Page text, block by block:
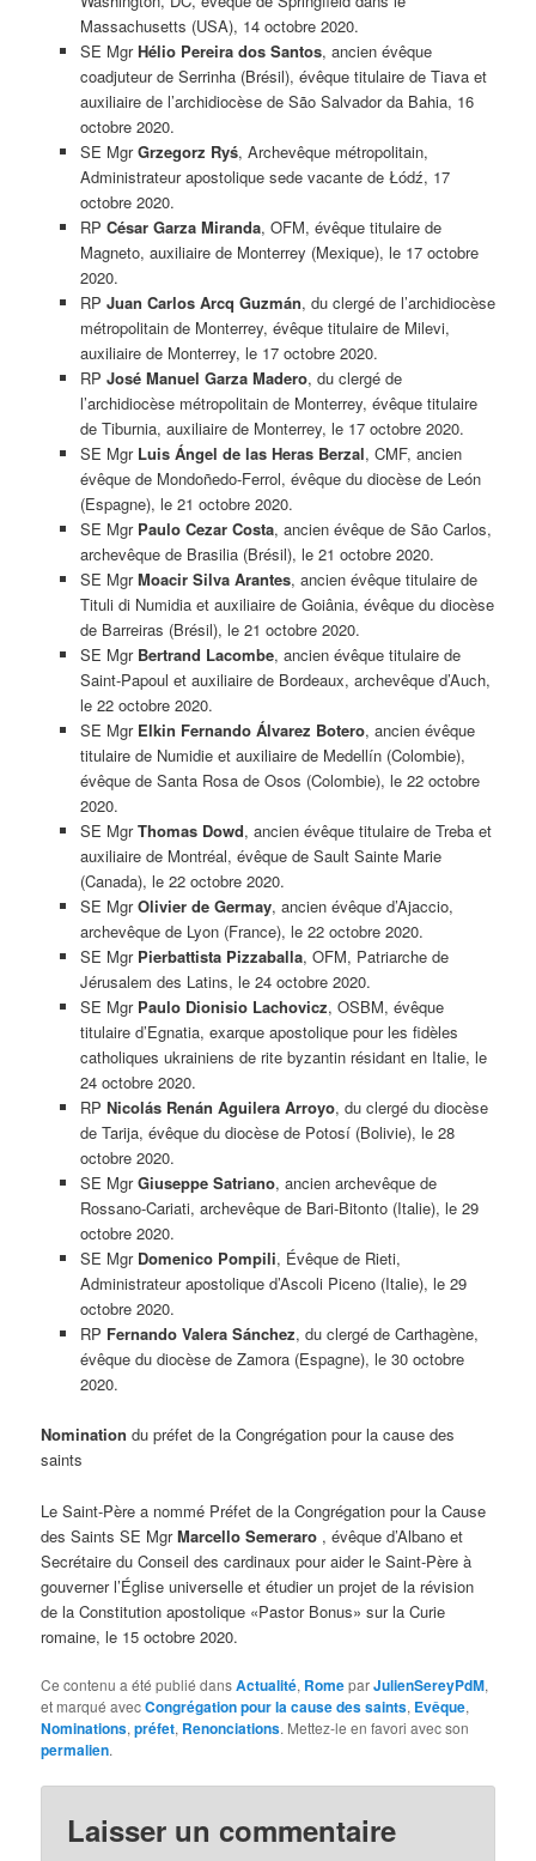
Massachusetts (USA), 14 octobre 2020.
SE MgrHélio Pereira dos Santos, ancien évêque
coadjuteur de Serrinha (Brésil), évêque titulaire de Tiava et
auxiliaire de l’archidiocèse de São Salvador da Bahia, 16
octobre 2020.
SE MgrGrzegorz Ryś, Archevêque métropolitain,
Administrateur apostolique sede vacante de Łódź, 17
octobre 2020.
RP César Garza Miranda, OFM, évêque titulaire de
Magneto, auxiliaire de Monterrey (Mexique), le 17 octobre
2020.
RP Juan Carlos Arcq Guzmán, du clergé de l’archidiocèse
métropolitain de Monterrey, évêque titulaire de Milevi,
auxiliaire de Monterrey, le 17 octobre 2020.
RP José Manuel Garza Madero, du clergé de
l’archidiocèse métropolitain de Monterrey, évêque titulaire
de Tiburnia, auxiliaire de Monterrey, le 17 octobre 2020.
SE Mgr Luis Ángel de las Heras Berzal, CMF, ancien
évêque de Mondoñedo-Ferrol, évêque du diocèse de León
(Espagne), le 21 octobre 2020.
SE Mgr Paulo Cezar Costa, ancien évêque de São Carlos,
archevêque de Brasilia (Brésil), le 21 octobre 2020.
SE MgrMoacir Silva Arantes, ancien évêque titulaire de
Tituli di Numidia et auxiliaire de Goiânia, évêque du diocèse
de Barreiras (Brésil), le 21 octobre 2020.
SE Mgr Bertrand Lacombe, ancien évêque titulaire de
Saint-Papoul et auxiliaire de Bordeaux, archevêque d’Auch,
le 22 octobre 2020.
SE Mgr Elkin Fernando Álvarez Botero, ancien évêque
titulaire de Numidie et auxiliaire de Medellín (Colombie),
évêque de Santa Rosa de Osos (Colombie), le 22 octobre
2020.
SE MgrThomas Dowd, ancien évêque titulaire de Treba et
auxiliaire de Montréal, évêque de Sault Sainte Marie
(Canada), le 22 octobre 2020.
SE MgrOlivier de Germay, ancien évêque d’Ajaccio,
archevêque de Lyon (France), le 22 octobre 2020.
SE Mgr Pierbattista Pizzaballa, OFM, Patriarche de
Jérusalem des Latins, le 24 octobre 2020.
SE Mgr Paulo Dionisio Lachovicz, OSBM, évêque
titulaire d’Egnatia, exarque apostolique pour les fidèles
catholiques ukrainiens de rite byzantin résidant en Italie, le
24 octobre 2020.
RP Nicolás Renán Aguilera Arroyo, du clergé du diocèse
de Tarija, évêque du diocèse de Potosí (Bolivie), le 28
octobre 2020.
SE MgrGiuseppe Satriano, ancien archevêque de
Rossano-Cariati, archevêque de Bari-Bitonto (Italie), le 29
octobre 2020.
SE Mgr Domenico Pompili, Évêque de Rieti,
Administrateur apostolique d’Ascoli Piceno (Italie), le 29
octobre 2020.
RP Fernando Valera Sánchez, du clergé de Carthagène,
évêque du diocèse de Zamora (Espagne), le 30 octobre
2020.
Nomination du préfet de la Congrégation pour la cause des
saints
Le Saint-Père a nommé Préfet de la Congrégation pour la Cause
des Saints SE MgrMarcello Semeraro , évêque d’Albano et
Secrétaire du Conseil des cardinaux pour aider le Saint-Père à
gouverner l’Église universelle et étudier un projet de la révision
de la Constitution apostolique «Pastor Bonus» sur la Curie
romaine, le 15 octobre 2020.
Ce contenu a été publié dansActualité, RomeparJulienSereyPdM,
et marqué avecCongrégation pour la cause des saints, Evêque,
Nominations,préfet, Renonciations. Mettez-le en favori avec son
permalien.
Laisser un commentaire